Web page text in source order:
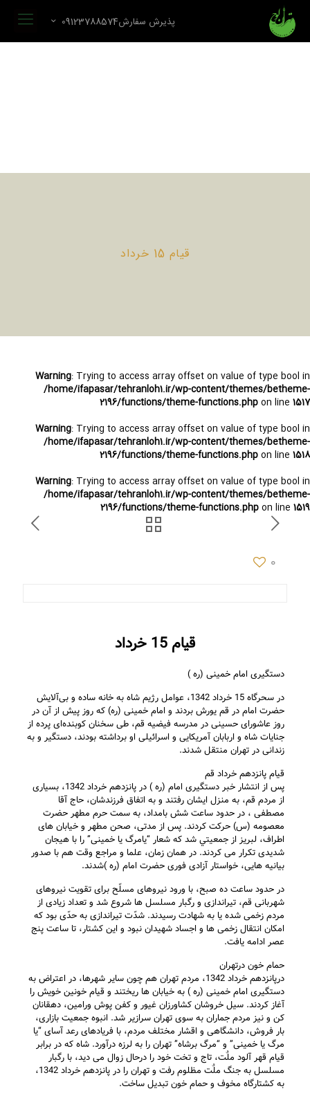
پذیرش سفارش09123788574
قیام 15 خرداد
Warning: Trying to access array offset on value of type bool in
/home/ifapasar/tehranloh1.ir/wp-content/themes/betheme-
2196/functions/theme-functions.phpon line 1517
Warning: Trying to access array offset on value of type bool in
/home/ifapasar/tehranloh1.ir/wp-content/themes/betheme-
2196/functions/theme-functions.phpon line 1518
Warning: Trying to access array offset on value of type bool in
/home/ifapasar/tehranloh1.ir/wp-content/themes/betheme-
2196/functions/theme-functions.phpon line 1519
0
قیام 15 خرداد
دستگيری امام خمينی (ره )
در سحرگاه 15 خرداد 1342، عوامل رژیم شاه به خانه ساده و بی‌آلایش
حضرت امام در قم یورش بردند و امام خمینی (ره) که روز پیش از آن در
روز عاشورای حسینی در مدرسه فیضیه قم، طی سخنان کوبنده‌ای پرده از
جنایات شاه و اربابان آمریکایی و اسرائیلی او برداشته بودند، ‌دستگیر و به
زندانی در تهران منتقل شدند.
قيام پانزدهم خرداد قم
پس از انتشار خبر دستگيری امام (ره ) در پانزدهم خرداد 1342، بسياری
از مردم قم، به منزل ايشان رفتند و به اتفاق فرزندشان، حاج آقا
مصطفی ، در حدود ساعت شش بامداد، به سمت حرم مطهر حضرت
معصومه (س) حرکت کردند. پس از مدتی، صحن مطهر و خيابان های
اطراف، لبريز از جمعيتي شد که شعار “يامرگ يا خمينی” را با هيجان
شديدی تکرار می کردند. در همان زمان، علما و مراجع وقت هم با صدور
بيانيه هايی، خواستار آزادی فوری حضرت امام (ره )شدند.
در حدود ساعت ده صبح، با ورود نيروهای مسلّح برای تقويت نيروهای
شهربانی قم، تيراندازی و رگبار مسلسل ها شروع شد و تعداد زيادی از
مردم زخمی شده يا به شهادت رسيدند. شدّت تيراندازی به حدّی بود که
امکان انتقال زخمی ها و اجساد شهيدان نبود و اين کشتار، تا ساعت پنج
عصر ادامه يافت.
حمام خون درتهران
درپانزدهم خرداد 1342، مردم تهران هم چون ساير شهرها، در اعتراض به
دستگيری امام خمينی (ره ) به خيابان ها ريختند و قيام خونين خويش را
آغاز کردند. سيل خروشان کشاورزان غيور و کفن پوش ورامين، دهقانان
کن و نيز مردم جماران به سوی تهران سرازير شد. انبوه جمعيت بازاری،
بار فروش، دانشگاهی و اقشار مختلف مردم، با فريادهای رعد آسای “يا
مرگ يا خمينی” و “مرگ برشاه” تهران را به لرزه درآورد. شاه که در برابر
قيام قهر آلود ملٌت، تاج و تخت خود را درحال زوال می ديد، با رگبار
مسلسل به جنگ ملٌت مظلوم رفت و تهران را در پانزدهم خرداد 1342،
به کشتارگاه مخوف و حمام خون تبديل ساخت.